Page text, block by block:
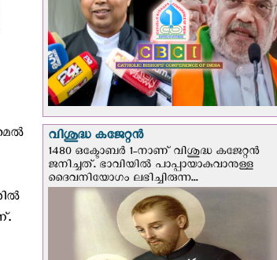
വിശുദ്ധ കജേറ്റന്‍
1480 ഒക്ടോബര്‍ 1-നാണ് വിശുദ്ധ കജേറ്റന്‍
ജനിച്ചത്. ഭാവിയില്‍ പാപ്പായാകുവാനുള്ള
ദൈവനിയോഗം ലഭിച്ചിരുന്ന...